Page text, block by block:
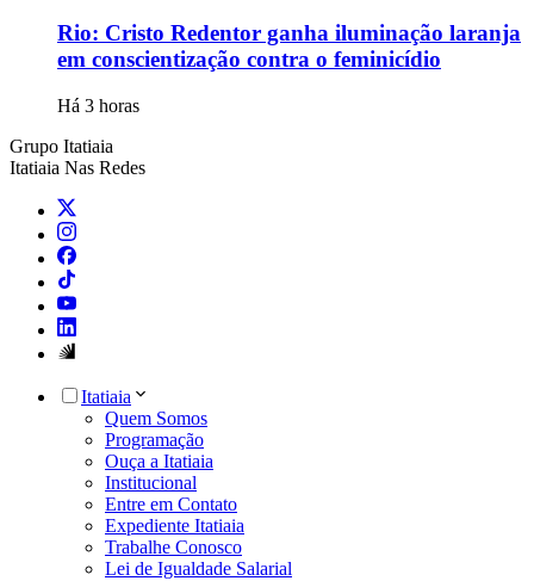
Rio: Cristo Redentor ganha iluminação laranja
em conscientização contra o feminicídio
Há 3 horas
Grupo Itatiaia
Itatiaia Nas Redes
Itatiaia
Quem Somos
Programação
Ouça a Itatiaia
Institucional
Entre em Contato
Expediente Itatiaia
Trabalhe Conosco
Lei de Igualdade Salarial